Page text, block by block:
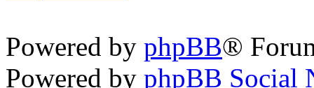
Powered by phpBB®
Powered by phpBB Social